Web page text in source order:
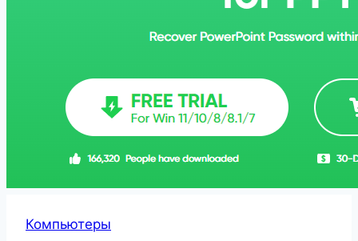
Компьютеры